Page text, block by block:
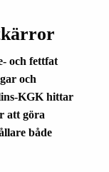
och fettfat
och
KGK hittar
att göra
både